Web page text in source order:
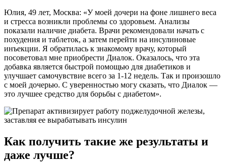
Юлия, 49 лет, Москва: «У моей дочери на фоне лишнего веса
и стресса возникли проблемы со здоровьем. Анализы
показали наличие диабета. Врачи рекомендовали начать с
похудения и таблеток, а затем перейти на инсулиновые
инъекции. Я обратилась к знакомому врачу, который
посоветовал мне приобрести Диалок. Оказалось, что эта
добавка является быстрой помощью для диабетиков и
улучшает самочувствие всего за 1-12 недель. Так и произошло
с моей дочерью. С уверенностью могу сказать, что Диалок —
это лучшее средство для борьбы с диабетом».
Как получить такие же результаты и
даже лучше?